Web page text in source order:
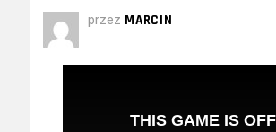
przez MARCIN